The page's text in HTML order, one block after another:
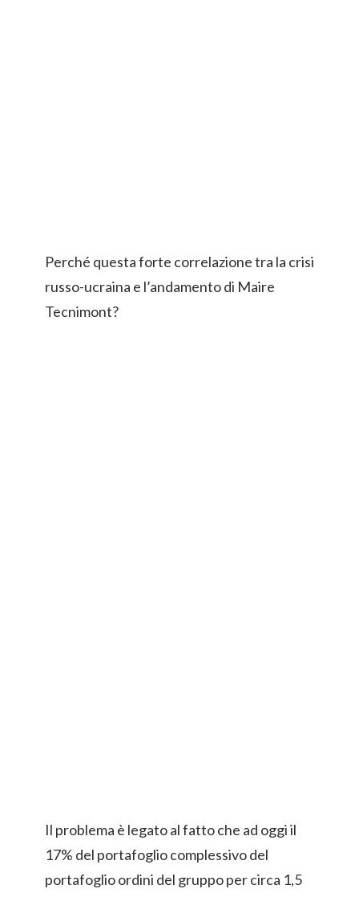
Perché questa forte correlazione tra la crisi
russo-ucraina e l’andamento di Maire
Tecnimont?
Il problema è legato al fatto che ad oggi il
17% del portafoglio complessivo del
portafoglio ordini del gruppo per circa 1,5